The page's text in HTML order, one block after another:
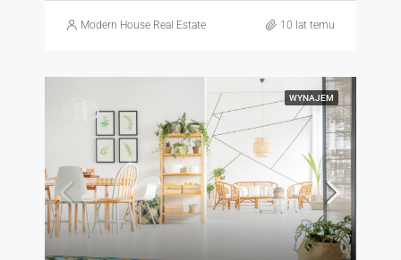
Modern House Real Estate 10 lat temu
WYNAJEM